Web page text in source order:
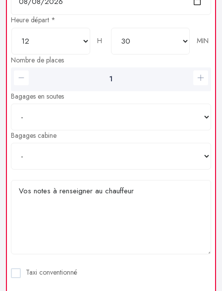
Heure départ *
H
MIN
Nombre de places
Bagages en soutes
Bagages cabine
Taxi conventionné